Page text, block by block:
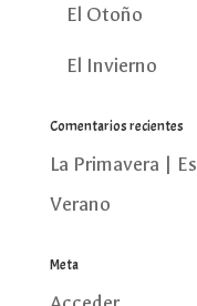
El Otoño
El Invierno
Comentarios recientes
La Primavera |
Verano
Meta